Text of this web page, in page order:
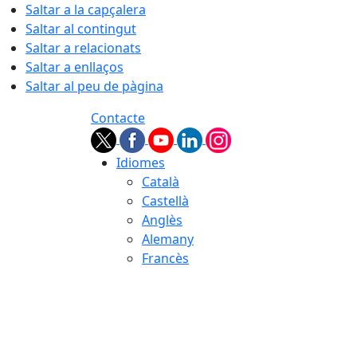
Saltar a la capçalera
Saltar al contingut
Saltar a relacionats
Saltar a enllaços
Saltar al peu de pàgina
Contacte
Idiomes
Català
Castellà
Anglès
Alemany
Francès